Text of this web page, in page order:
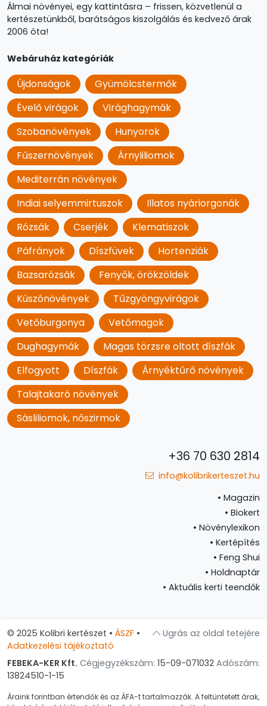
Álmai növényei, egy kattintásra – frissen, közvetlenül a
kertészetünkből, barátságos kiszolgálás és kedvező árak
2006 óta!
Webáruház kategóriák
Újdonságok
Gyümölcstermők
Évelő virágok
Virághagymák
Szobanövények
Hunyorok
Fűszernövények
Árnyliliomok
Mediterrán növények
Indiai selyemmirtuszok
Illatos nyáriorgonák
Rózsák
Cserjék
Klematiszok
Páfrányok
Díszfüvek
Hortenziák
Bazsarózsák
Fenyők, örökzöldek
Kúszónövények
Tűzgyöngyvirágok
Vetőburgonya
Vetőmagok
Dughagymák
Magas törzsre oltott díszfák
Elfogyott
Díszfák
Árnyéktűrő növények
Talajtakaró növények
Sásliliomok, nőszirmok
+36 70 630 2814
info@kolibrikerteszet.hu
• Magazin
• Biokert
• Növénylexikon
• Kertépítés
• Feng Shui
• Holdnaptár
• Aktuális kerti teendők
Ugrás az oldal tetejére
© 2025 Kolibri kertészet • ÁSZF •
Adatkezelési tájékoztató
FEBEKA-KER Kft. Cégjegyzékszám: 15-09-071032 Adószám:
13824510-1-15
Áraink forintban értendők és az ÁFA-t tartalmazzák. A feltüntetett árak,